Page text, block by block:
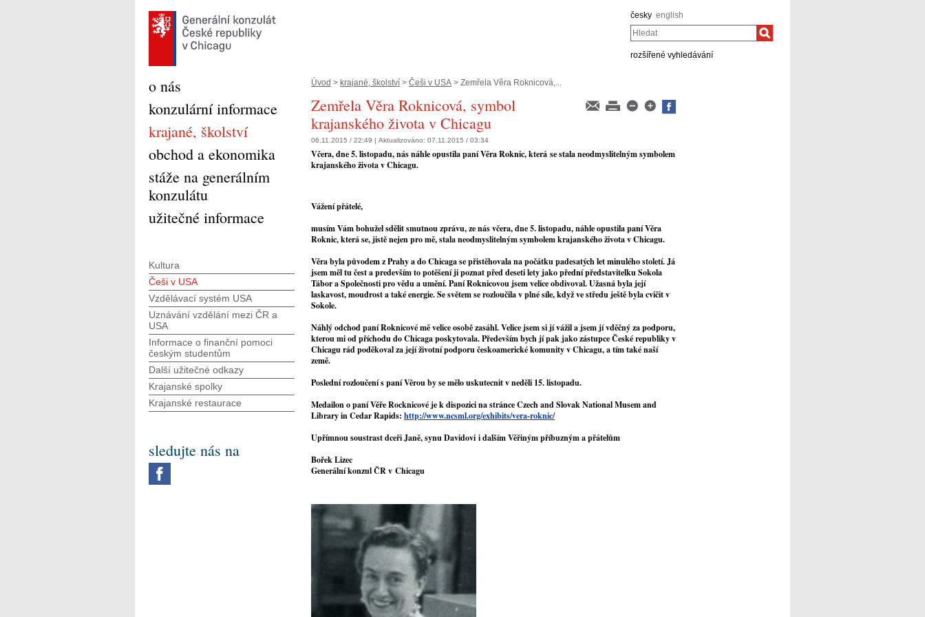
česky english
Hledat
rozšířené vyhledávání
Úvod > krajané, školství > Češi v USA > Zemřela Věra Roknicová,...
Zemřela Věra Roknicová, symbol
krajanského života v Chicagu
06.11.2015 / 22:49 | Aktualizováno: 07.11.2015 / 03:34
Včera, dne 5. listopadu, nás náhle opustila paní Věra Roknic, která se stala neodmyslitelným symbolem
krajanského života v Chicagu.
Vážení přátelé,
musím Vám bohužel sdělit smutnou zprávu, ze nás včera, dne 5. listopadu, náhle opustila paní Věra
Roknic, která se, jistě nejen pro mě, stala neodmyslitelným symbolem krajanského života v Chicagu.
Věra byla původem z Prahy a do Chicaga se přistěhovala na počátku padesatých let minulého století. Já
jsem měl tu čest a predevším to potěšení ji poznat před deseti lety jako přední představitelku Sokola
Tábor a Společnosti pro vědu a umění. Paní Roknicovou jsem velice obdivoval. Užasná byla její
laskavost, moudrost a také energie. Se světem se rozloučila v plné síle, když ve středu ještě byla cvičit v
Sokole.
Náhlý odchod paní Roknicové mě velice osobě zasáhl. Velice jsem si jí vážil a jsem jí vděčný za podporu,
kterou mi od příchodu do Chicaga poskytovala. Především bych jí pak jako zástupce České republiky v
Chicagu rád poděkoval za její životní podporu českoamerické komunity v Chicagu, a tím také naší
země.
Poslední rozloučení s paní Věrou by se mělo uskutecnit v neděli 15. listopadu.
Medailon o paní Věře Rocknicové je k dispozici na stránce Czech and Slovak National Musem and
Library in Cedar Rapids: http://www.ncsml.org/exhibits/vera-roknic/
Upřímnou soustrast dceři Janě, synu Davidovi i dalším Věřiným příbuzným a přátelům
Bořek Lizec
Generální konzul ČR v Chicagu
o nás
konzulární informace
krajané, školství
obchod a ekonomika
stáže na generálním
konzulátu
užitečné informace
Kultura
Češi v USA
Vzdělávací systém USA
Uznávání vzdělání mezi ČR a
USA
Informace o finanční pomoci
českým studentům
Další užitečné odkazy
Krajanské spolky
Krajanské restaurace
sledujte nás na